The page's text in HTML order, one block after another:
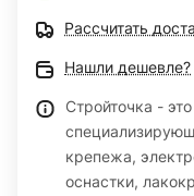
Рассчитать
Нашли дешевле?
Стройточка -
крепежа,
оснастки,